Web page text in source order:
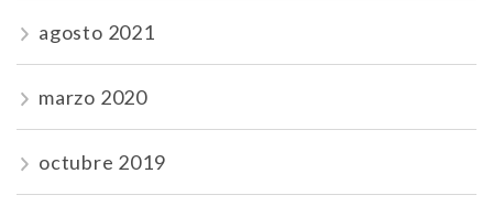
agosto 2021
marzo 2020
octubre 2019